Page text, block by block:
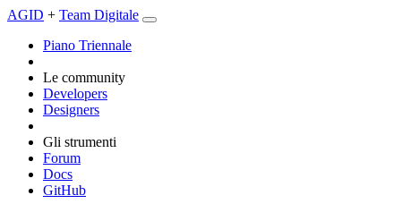
AGID + Team Digitale
Piano Triennale
Le community
Developers
Designers
Gli strumenti
Forum
Docs
GitHub